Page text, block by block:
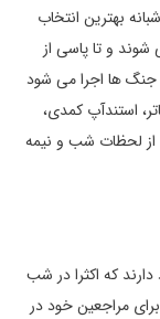
بهترین انتخاب
هر شب از ساعت 9 آغاز می شوند و تا پاسی از
جنگ ها اجرا می شود
استندآپ کمدی،
لحظات شب و نیمه
که اکثرا در شب
مراجعین خود در